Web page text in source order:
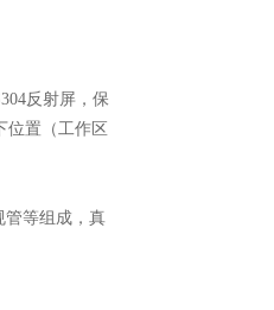
反射屏，保
位置（工作区
管等组成，真